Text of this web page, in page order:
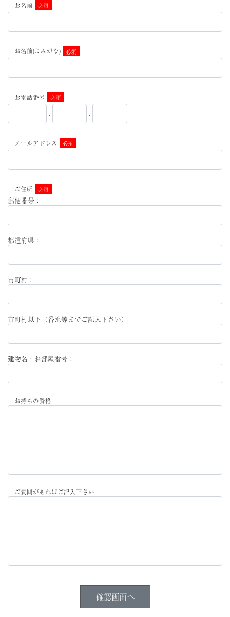
お名前 必須
お名前(よみがな) 必須
お電話番号 必須
- -
メールアドレス 必須
ご住所 必須
郵便番号：
都道府県：
市町村：
市町村以下（番地等までご記入下さい）：
建物名・お部屋番号：
お持ちの資格
ご質問があればご記入下さい